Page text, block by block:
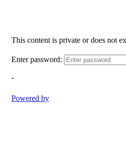
Numerosos locais de interesse
aeroporto, comércios, praia,
farmácia, clube de ténis e